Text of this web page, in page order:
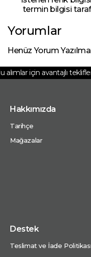
termin bilgisi
Yorumlar
Henüz Yorum
alımlar için avantajlı
Hakkımızda
Tarihçe
Mağazalar
Destek
Teslimat ve İade Politikası